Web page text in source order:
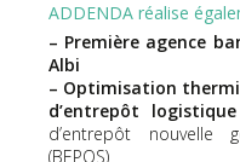
ADDENDA réalise
– Première agence
Albi
– Optimisation
d’entrepôt logistique
d’entrepôt nouvelle
(BEPOS)